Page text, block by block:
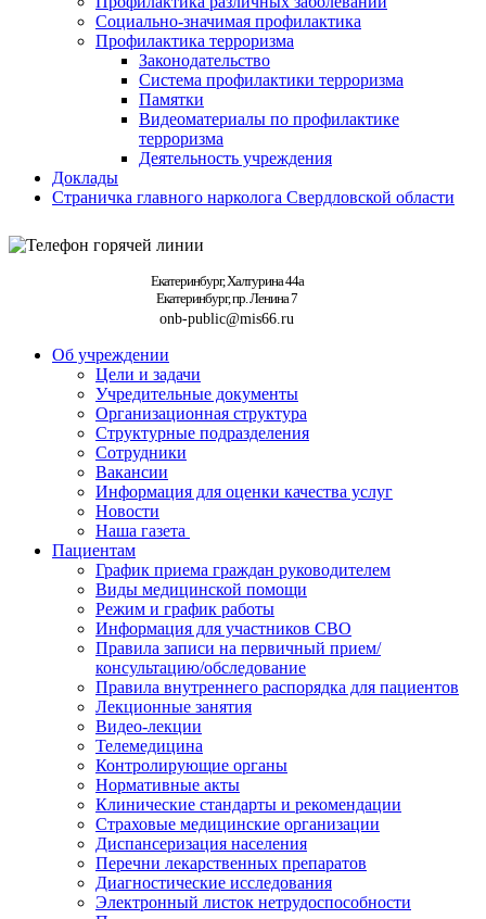
Социально-значимая профилактика
Профилактика терроризма
Законодательство
Система профилактики терроризма
Памятки
Видеоматериалы по профилактике
терроризма
Деятельность учреждения
Доклады
Страничка главного нарколога Свердловской области
Екатеринбург, Халтурина 44а
Екатеринбург, пр. Ленина 7
onb-public@mis66.ru
Об учреждении
Цели и задачи
Учредительные документы
Организационная структура
Структурные подразделения
Сотрудники
Вакансии
Информация для оценки качества услуг
Новости
​​Наша газета
Пациентам
График приема граждан руководителем
Виды медицинской помощи
Режим и график работы
Информация для участников СВО
Правила записи на первичный прием/
консультацию/обследование
Правила внутреннего распорядка для пациентов
Лекционные занятия
Видео-лекции
Телемедицина
Контролирующие органы
Нормативные акты
Клинические стандарты и рекомендации
Страховые медицинские организации
Диспансеризация населения
Перечни лекарственных препаратов
Диагностические исследования
Электронный листок нетрудоспособности